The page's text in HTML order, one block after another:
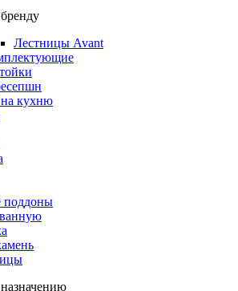
Лестницы Avant
кухню
поддоны